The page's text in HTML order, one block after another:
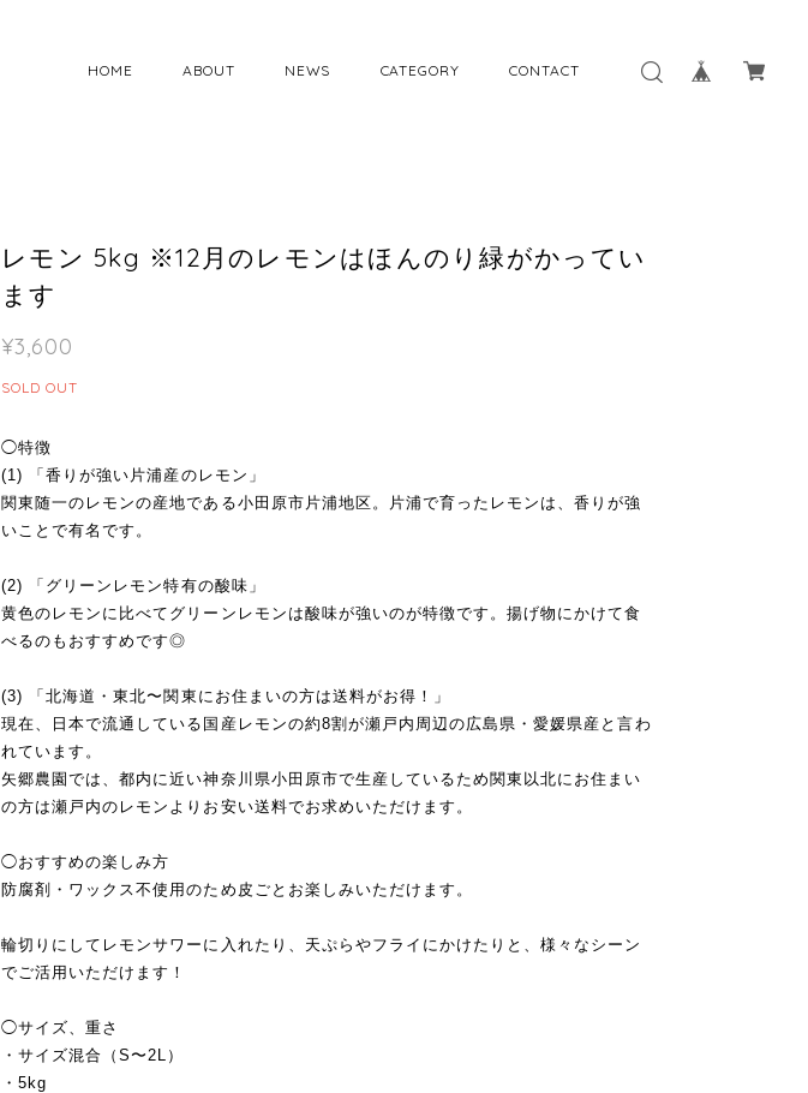
HOME ABOUT NEWS CATEGORY CONTACT
レモン 5kg ※12月のレモンはほんのり緑がかってい
ます
¥3,600
SOLD OUT
◯特徴
(1) 「香りが強い片浦産のレモン」
関東随一のレモンの産地である小田原市片浦地区。片浦で育ったレモンは、香りが強
いことで有名です。
(2) 「グリーンレモン特有の酸味」
黄色のレモンに比べてグリーンレモンは酸味が強いのが特徴です。揚げ物にかけて食
べるのもおすすめです◎
(3) 「北海道・東北〜関東にお住まいの方は送料がお得！」
現在、日本で流通している国産レモンの約8割が瀬戸内周辺の広島県・愛媛県産と言わ
れています。
矢郷農園では、都内に近い神奈川県小田原市で生産しているため関東以北にお住まい
の方は瀬戸内のレモンよりお安い送料でお求めいただけます。
◯おすすめの楽しみ方
防腐剤・ワックス不使用のため皮ごとお楽しみいただけます。
輪切りにしてレモンサワーに入れたり、天ぷらやフライにかけたりと、様々なシーン
でご活用いただけます！
◯サイズ、重さ
・サイズ混合（S〜2L）
・5kg